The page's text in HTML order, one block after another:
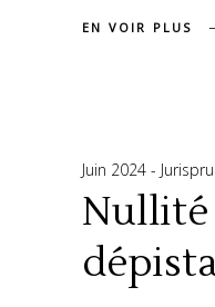
EN VOIR PLUS
Juin 2024
Nullité